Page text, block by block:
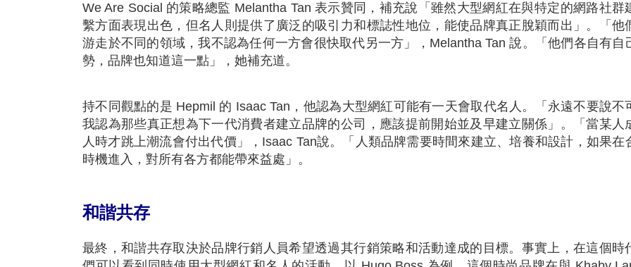
We Are Social 的策略總監 Melantha Tan 表示贊同，補充說「雖然大型網紅在與特定的網路社群
繫方面表現出色，但名人則提供了廣泛的吸引力和標誌性地位，能使品牌真正脫穎而出」。「他
游走於不同的領域，我不認為任何一方會很快取代另一方」，Melantha Tan 說。「他們各自有自
勢，品牌也知道這一點」，她補充道。
持不同觀點的是 Hepmil 的 Isaac Tan，他認為大型網紅可能有一天會取代名人。「永遠不要說不
我認為那些真正想為下一代消費者建立品牌的公司，應該提前開始並及早建立關係」。「當某人
人時才跳上潮流會付出代價」，Isaac Tan說。「人類品牌需要時間來建立、培養和設計，如果在
時機進入，對所有各方都能帶來益處」。
和諧共存
最終，和諧共存取決於品牌行銷人員希望透過其行銷策略和活動達成的目標。事實上，在這個時